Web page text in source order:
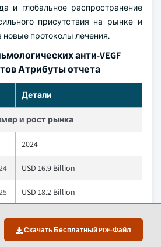
Скачать Бесплатный PDF-Файл
и глобальное распространение
присутствия на рынке и
новые протоколы лечения.
анти-VEGF
Атрибуты отчета
Детали
и рост рынка
2024
USD 16.9 Billion
USD 18.2 Billion
5.2%